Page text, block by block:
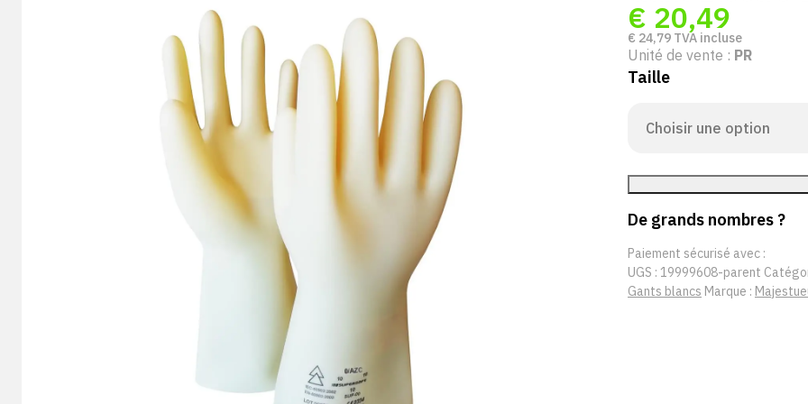
€ 20,49
€ 24,79 TVA incluse
Unité de vente : PR
Taille
De grands nombres ?
Paiement sécurisé avec :
UGS : 19999608-parent
Gants blancs Marque :